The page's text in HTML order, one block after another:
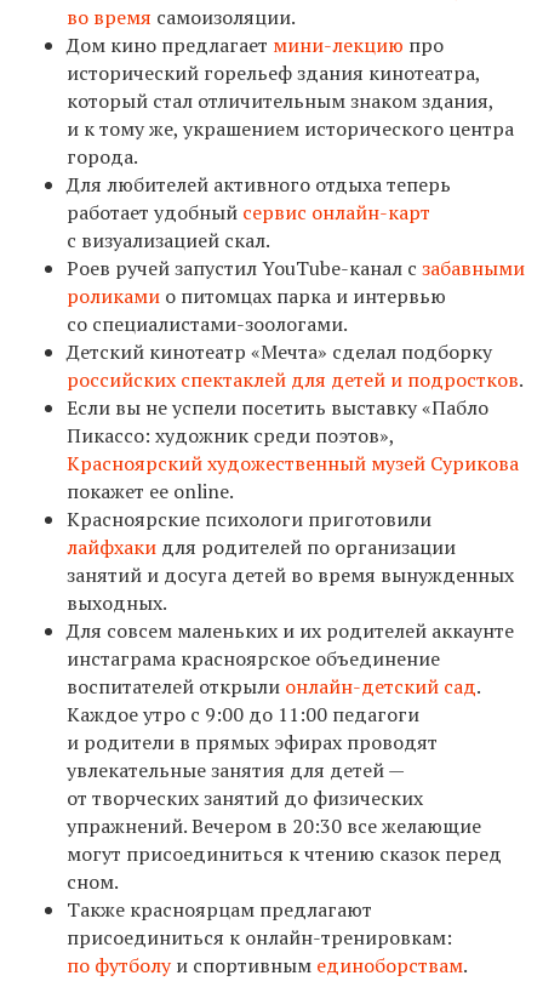
во время самоизоляции.
Дом кино предлагает мини-лекцию про
исторический горельеф здания кинотеатра,
который стал отличительным знаком здания,
и к тому же, украшением исторического центра
города.
Для любителей активного отдыха теперь
работает удобный сервис онлайн-карт
с визуализацией скал.
Роев ручей запустил YouTube-канал с забавными
роликами о питомцах парка и интервью
со специалистами-зоологами.
Детский кинотеатр «Мечта» сделал подборку
российских спектаклей для детей и подростков.
Если вы не успели посетить выставку «Пабло
Пикассо: художник среди поэтов»,
Красноярский художественный музей Сурикова
покажет ее online.
Красноярские психологи приготовили
лайфхаки для родителей по организации
занятий и досуга детей во время вынужденных
выходных.
Для совсем маленьких и их родителей аккаунте
инстаграма красноярское объединение
воспитателей открыли онлайн-детский сад.
Каждое утро с 9:00 до 11:00 педагоги
и родители в прямых эфирах проводят
увлекательные занятия для детей —
от творческих занятий до физических
упражнений. Вечером в 20:30 все желающие
могут присоединиться к чтению сказок перед
сном.
Также красноярцам предлагают
присоединиться к онлайн-тренировкам:
по футболуи спортивным единоборствам.